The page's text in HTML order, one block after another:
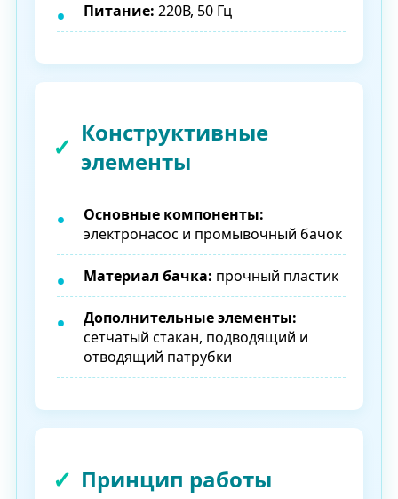
Питание: 220В, 50 Гц
Конструктивные
элементы
Основные компоненты:
электронасос и промывочный бачок
Материал бачка: прочный пластик
Дополнительные элементы:
сетчатый стакан, подводящий и
отводящий патрубки
Принцип работы